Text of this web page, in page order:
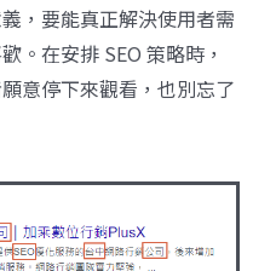
，要能真正解決使用者需
。在安排 SEO 策略時，
意停下來觀看，也別忘了